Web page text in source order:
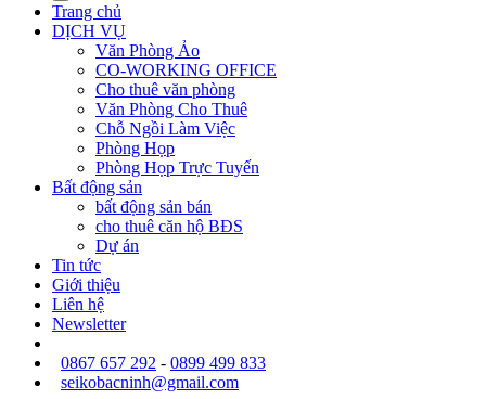
Trang chủ
DỊCH VỤ
Văn Phòng Ảo
CO-WORKING OFFICE
Cho thuê văn phòng
Văn Phòng Cho Thuê
Chỗ Ngồi Làm Việc
Phòng Họp
Phòng Họp Trực Tuyến
Bất động sản
bất động sản bán
cho thuê căn hộ BĐS
Dự án
Tin tức
Giới thiệu
Liên hệ
Newsletter
0867 657 292 - 0899 499 833
seikobacninh@gmail.com